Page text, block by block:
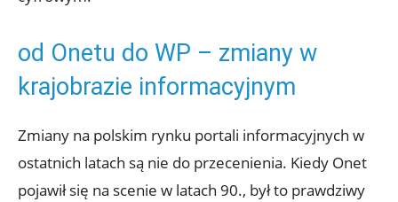
od Onetu do WP – zmiany w
krajobrazie informacyjnym
Zmiany na polskim rynku portali informacyjnych w
ostatnich latach są nie do przecenienia. Kiedy Onet
pojawił się na scenie w latach 90., był to prawdziwy